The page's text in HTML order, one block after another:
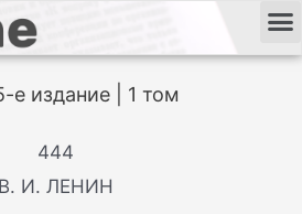
издание | 1 том
444
В. И. ЛЕНИН